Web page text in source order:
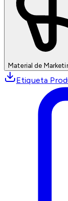
Material de
Etiqueta